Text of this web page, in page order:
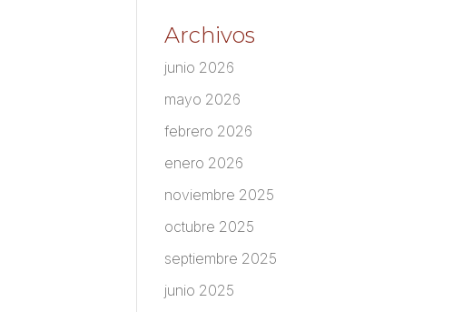
Archivos
junio 2026
mayo 2026
febrero 2026
enero 2026
noviembre 2025
octubre 2025
septiembre 2025
junio 2025